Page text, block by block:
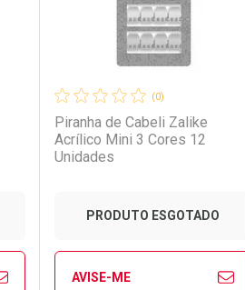
Ver Desconto Convênio
(0)
Piranha de Cabeli Zalike
Acrílico Mini 3 Cores 12
Unidades
PRODUTO ESGOTADO
AVISE-ME